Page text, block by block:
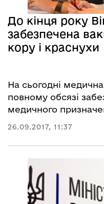
До кінця року
забезпечена
кору і краснухи
На сьогодні медична
повному обсязі
медичного
26.09.2017, 11:37